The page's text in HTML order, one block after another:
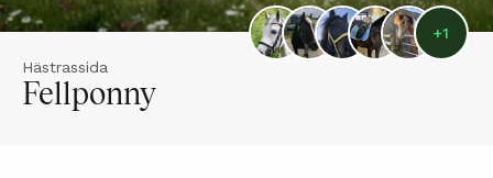
Hästrassida
Fellponny
+1